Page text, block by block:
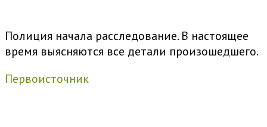
Полиция начала расследование. В настоящее
время выясняются все детали произошедшего.
Первоисточник